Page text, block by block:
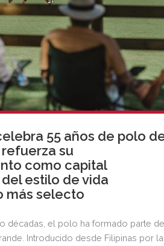
55 años de polo
su
como capital
estilo de vida
más selecto
décadas, el polo ha formado parte
Introducido desde Filipinas por la